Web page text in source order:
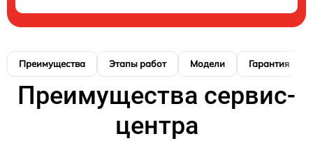
Преимущества Этапы работ Модели Гарантия
Преимущества сервис-
центра